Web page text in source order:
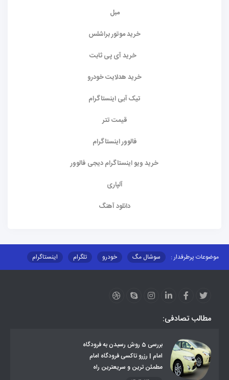
مبل
خرید موتور براشلس
خرید آی پی ثابت
خرید هدلایت خودرو
تیک آبی اینستاگرام
قیمت تتر
فالوور اینستاگرام
خرید ویو اینستاگرام دیجی فالوور
آلپاری
دانلود آهنگ
موضوعات پرطرفدار : سوشال مگ خودرو تلگرام
اینستاگرام
مطالب تصادفی:
بررسی 5 روش رسیدن به فرودگاه
امام | رزرو تاکسی فرودگاه امام
مطمئن ترین و سریعترین راه